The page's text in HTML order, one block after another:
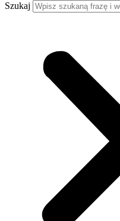
Szukaj